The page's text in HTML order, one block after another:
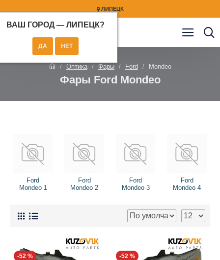
ЛИПЕЦК
ВАШ ГОРОД — ЛИПЕЦК?
Оптика Фары Ford Mondeo
Фары Ford Mondeo
Ford
Mondeo 1
Ford
Mondeo 2
Ford
Mondeo 3
Ford
Mondeo 4
-52 % -52 %